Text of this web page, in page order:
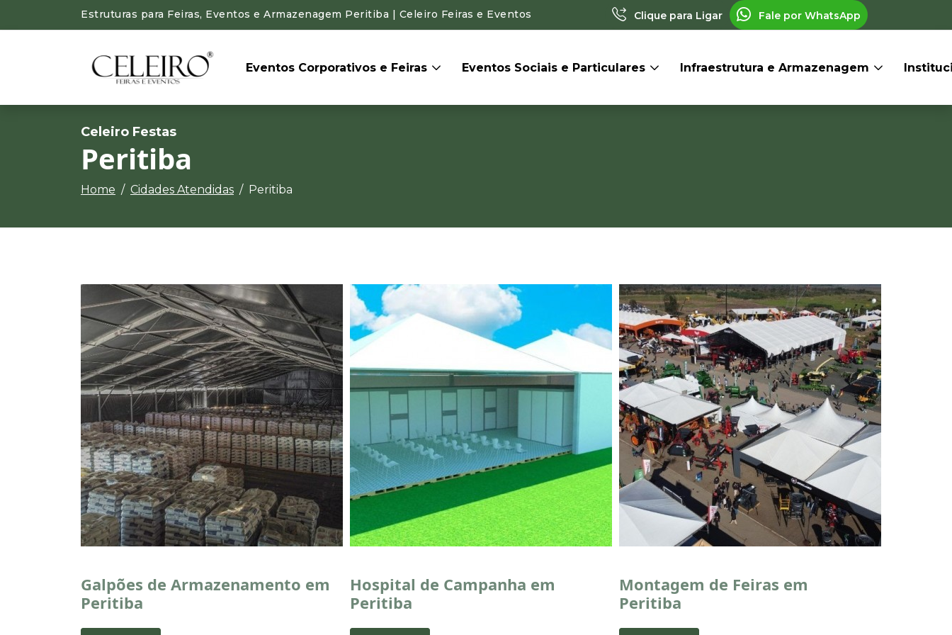
Estruturas para Feiras, Eventos e Armazenagem Peritiba | Celeiro Feiras e Eventos Clique para Ligar Fale por WhatsApp
Eventos Corporativos e Feiras Eventos Sociais e Particulares Infraestrutura e Armazenagem
Celeiro Festas
Peritiba
Home Cidades Atendidas Peritiba
Galpões de Armazenamento em
Peritiba
Hospital de Campanha em
Peritiba
Montagem de Feiras em
Peritiba